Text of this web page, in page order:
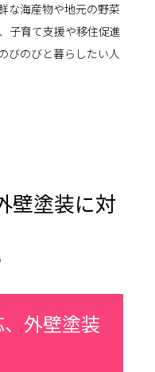
な海産物や地元の野菜
子育て支援や移住促進
びのびと暮らしたい人
壁塗装に対
外壁塗装